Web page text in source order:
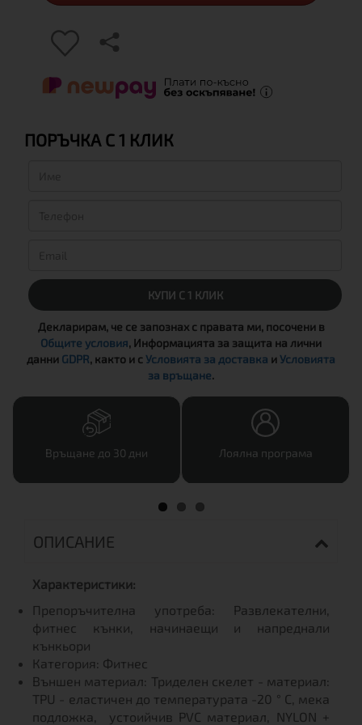
ПОРЪЧКА С 1 КЛИК
КУПИ С 1 КЛИК
Декларирам, че се запознах с правата ми, посочени в
Общите условия, Информацията за защита на лични
данни GDPR, както и сУсловията за доставка иУсловията
за връщане.
Връщане до 30 дни Лоялна програма
ОПИСАНИЕ
Характеристики:
Препоръчителна употреба: Развлекателни,
фитнес кънки, начинаещи и напреднали
кънкьори
Категория: Фитнес
Външен материал: Триделен скелет - материал:
TPU - еластичен до температурата -20 ° C, мека
подложка, устоийчив PVC материал, NYLON +